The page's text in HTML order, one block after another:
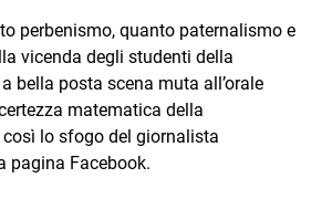
perbenismo, quanto paternalismo e
vicenda degli studenti della
bella posta scena muta all’orale
matematica della
lo sfogo del giornalista
pagina Facebook.